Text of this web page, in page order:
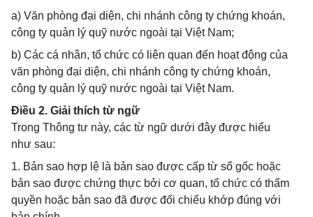
a) Văn phòng đại diện, chi nhánh công ty chứng khoán,
công ty quản lý quỹ nước ngoài tại Việt Nam;
b) Các cá nhân, tổ chức có liên quan đến hoạt động của
văn phòng đại diện, chi nhánh công ty chứng khoán,
công ty quản lý quỹ nước ngoài tại Việt Nam.
Điều 2. Giải thích từ ngữ
Trong Thông tư này, các từ ngữ dưới đây được hiểu
như sau:
1. Bản sao hợp lệ là bản sao được cấp từ sổ gốc hoặc
bản sao được chứng thực bởi cơ quan, tổ chức có thẩm
quyền hoặc bản sao đã được đối chiếu khớp đúng với